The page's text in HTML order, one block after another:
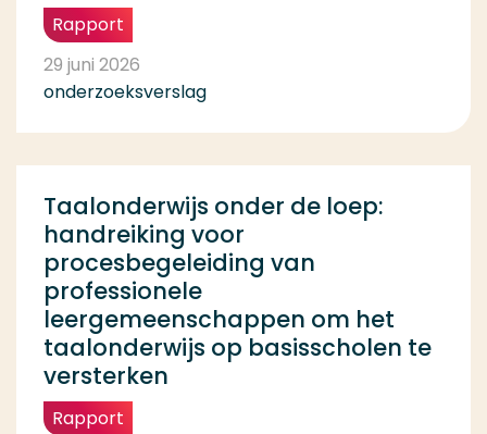
Rapport
29 juni 2026
onderzoeksverslag
Taalonderwijs onder de loep:
handreiking voor
procesbegeleiding van
professionele
leergemeenschappen om het
taalonderwijs op basisscholen te
versterken
Rapport